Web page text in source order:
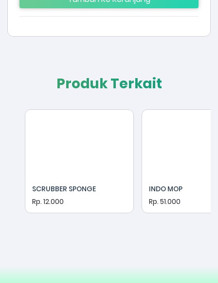
Produk Terkait
SCRUBBER SPONGE
Rp. 12.000
INDO MOP
Rp. 51.000